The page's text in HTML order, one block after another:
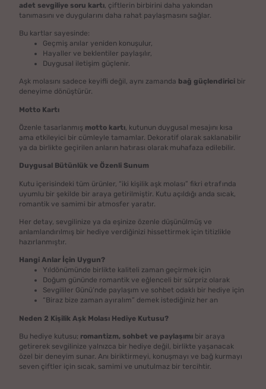
adet sevgiliye soru kartı , çiftlerin birbirini daha yakından
tanımasını ve duygularını daha rahat paylaşmasını sağlar.
Bu kartlar sayesinde:
Geçmiş anılar yeniden konuşulur,
Hayaller ve beklentiler paylaşılır,
Duygusal iletişim güçlenir.
Aşk molasını sadece keyifli değil, aynı zamanda bağ güçlendirici bir
deneyime dönüştürür.
Motto Kartı
Özenle tasarlanmış motto kartı, kutunun duygusal mesajını kısa
ama etkileyici bir cümleyle tamamlar. Dekoratif olarak saklanabilir
ya da birlikte geçirilen anların hatırası olarak muhafaza edilebilir.
Duygusal Bütünlük ve Özenli Sunum
Kutu içerisindeki tüm ürünler, “iki kişilik aşk molası” fikri etrafında
uyumlu bir şekilde bir araya getirilmiştir. Kutu açıldığı anda sıcak,
romantik ve samimi bir atmosfer yaratır.
Her detay, sevgilinize ya da eşinize özenle düşünülmüş ve
anlamlandırılmış bir hediye verdiğinizi hissettirmek için titizlikle
hazırlanmıştır.
Hangi Anlar İçin Uygun?
Yıldönümünde birlikte kaliteli zaman geçirmek için
Doğum gününde romantik ve eğlenceli bir sürpriz olarak
Sevgililer Günü’nde paylaşım ve sohbet odaklı bir hediye için
“Biraz bize zaman ayıralım” demek istediğiniz her an
Neden 2 Kişilik Aşk Molası Hediye Kutusu?
Bu hediye kutusu; romantizm, sohbet ve paylaşımı bir araya
getirerek sevgilinize yalnızca bir hediye değil, birlikte yaşanacak
özel bir deneyim sunar. Anı biriktirmeyi, konuşmayı ve bağ kurmayı
seven çiftler için sıcak, samimi ve unutulmaz bir tercihtir.